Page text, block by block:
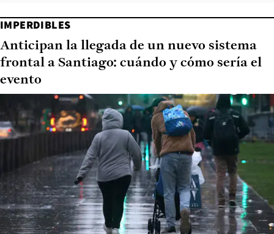
IMPERDIBLES
Anticipan la llegada de un nuevo sistema
frontal a Santiago: cuándo y cómo sería el
evento